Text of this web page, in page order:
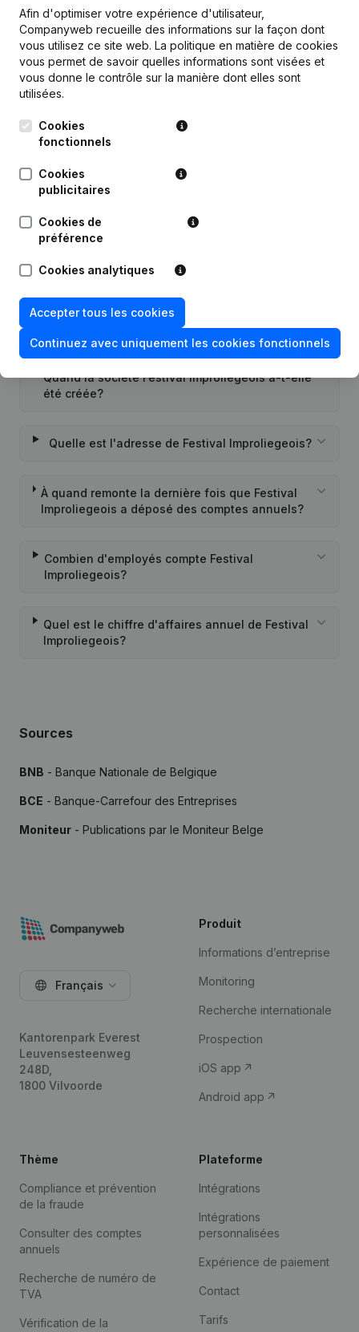
Date Publication
Rubrique Constitution (Nouvelle
Questions fréquemment posées
Quel est le numéro de TVA de Festival
Improliegeois?
Quel est l'identifiant PEPPOL de Festival
Quand la société Festival Improliegeois a-t-elle
été créée?
Quelle est l'adresse de Festival Improliegeois?
À quand remonte la dernière fois que Festival
Improliegeois a déposé des comptes annuels?
Combien d'employés compte Festival
Improliegeois?
Quel est le chiffre d'affaires annuel de Festival
Improliegeois?
Sources
BNB - Banque Nationale de Belgique
BCE - Banque-Carrefour des Entreprises
Moniteur - Publications par le Moniteur Belge
Afin d'optimiser votre expérience d'utilisateur,
Companyweb recueille des informations sur la façon dont
vous utilisez ce site web. La politique en matière de cookies
vous permet de savoir quelles informations sont visées et
vous donne le contrôle sur la manière dont elles sont
utilisées.
Cookies
fonctionnels
Cookies
publicitaires
Cookies de
préférence
Cookies analytiques
Accepter tous les cookies
Continuez avec uniquement les cookies fonctionnels
Français
Kantorenpark Everest
Leuvensesteenweg
248D,
1800 Vilvoorde
Produit
Informations d’entreprise
Monitoring
Recherche internationale
Prospection
iOS app
Android app
Thème
Compliance et prévention
de la fraude
Consulter des comptes
annuels
Recherche de numéro de
TVA
Vérification de la
Plateforme
Intégrations
Intégrations
personnalisées
Expérience de paiement
Contact
Tarifs